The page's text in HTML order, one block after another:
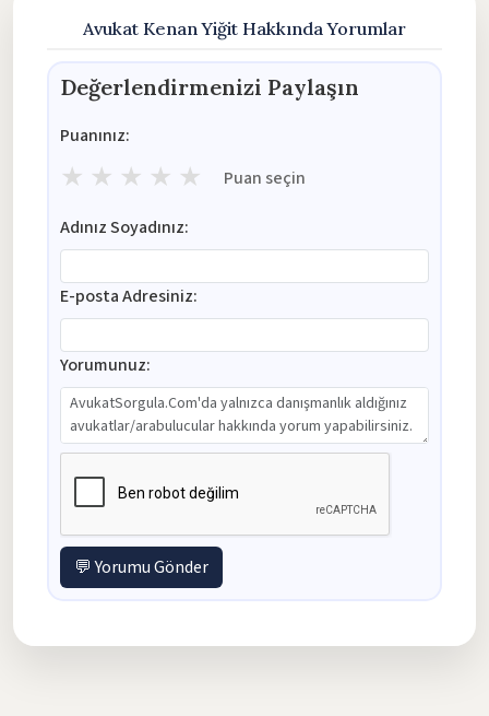
Avukat Kenan Yiğit Hakkında Yorumlar
Değerlendirmenizi Paylaşın
Puanınız:
★ ★ ★ ★ ★ Puan seçin
Adınız Soyadınız:
E-posta Adresiniz:
Yorumunuz:
💬 Yorumu Gönder